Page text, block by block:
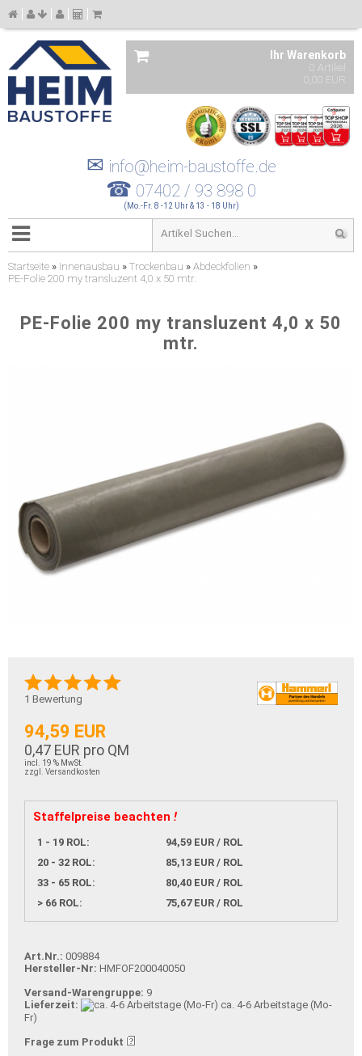
Ihr Warenkorb
0 Artikel
0,00 EUR
✉ info@heim-baustoffe.de
☎ 07402 / 93 898 0
(Mo.-Fr. 8 -12 Uhr & 13 - 18 Uhr)
Startseite » Innenausbau » Trockenbau » Abdeckfolien »
PE-Folie 200 my transluzent 4,0 x 50 mtr.
PE-Folie 200 my transluzent 4,0 x 50
mtr.
1 Bewertung
94,59 EUR
0,47 EUR pro QM
incl. 19 % MwSt.
zzgl. Versandkosten
Staffelpreise beachten !
1 - 19 ROL:
94,59 EUR / ROL
20 - 32 ROL:
85,13 EUR / ROL
33 - 65 ROL:
80,40 EUR / ROL
> 66 ROL:
75,67 EUR / ROL
Art.Nr.: 009884
Hersteller-Nr: HMFOF200040050
Versand-Warengruppe: 9
Lieferzeit:
ca. 4-6 Arbeitstage (Mo-
Fr)
Frage zum Produkt